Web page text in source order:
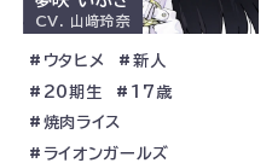
警備員に止められる
いぶきと紬でお揃いコーデ
CV. 山﨑玲奈
ウタヒメ
新人
20期生
17歳
焼肉ライス
ライオンガールズ